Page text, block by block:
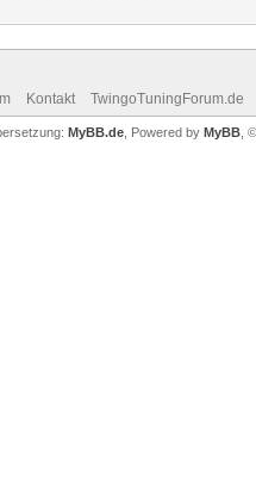
Kontakt TwingoTuningForum.de
MyBB.de, Powered by MyBB,